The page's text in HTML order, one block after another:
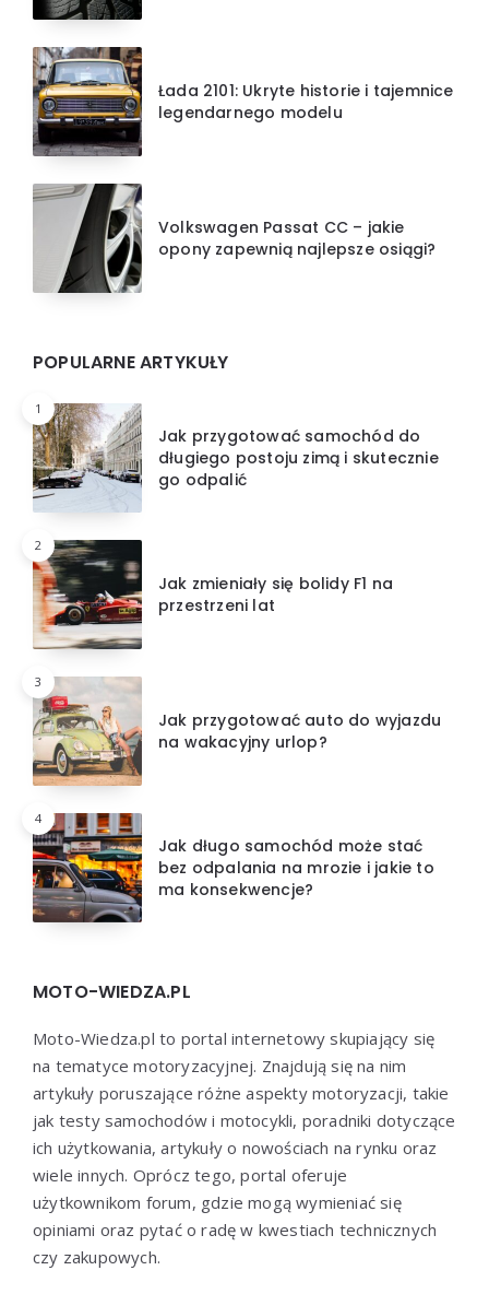
Łada 2101: Ukryte historie i tajemnice
legendarnego modelu
Volkswagen Passat CC – jakie
opony zapewnią najlepsze osiągi?
POPULARNE ARTYKUŁY
1
Jak przygotować samochód do
długiego postoju zimą i skutecznie
go odpalić
2
Jak zmieniały się bolidy F1 na
przestrzeni lat
3
Jak przygotować auto do wyjazdu
na wakacyjny urlop?
4
Jak długo samochód może stać
bez odpalania na mrozie i jakie to
ma konsekwencje?
MOTO-WIEDZA.PL
Moto-Wiedza.pl to portal internetowy skupiający się
na tematyce motoryzacyjnej. Znajdują się na nim
artykuły poruszające różne aspekty motoryzacji, takie
jak testy samochodów i motocykli, poradniki dotyczące
ich użytkowania, artykuły o nowościach na rynku oraz
wiele innych. Oprócz tego, portal oferuje
użytkownikom forum, gdzie mogą wymieniać się
opiniami oraz pytać o radę w kwestiach technicznych
czy zakupowych.